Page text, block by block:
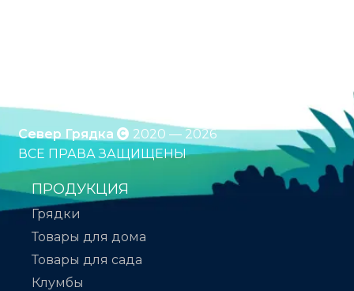
Север Грядка
2020 — 2026
ВСЕ ПРАВА ЗАЩИЩЕНЫ
ПРОДУКЦИЯ
Грядки
Товары для дома
Товары для сада
Клумбы